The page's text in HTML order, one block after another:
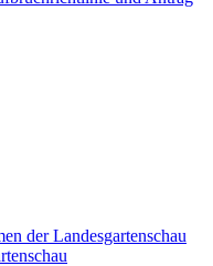
der Landesgartenschau